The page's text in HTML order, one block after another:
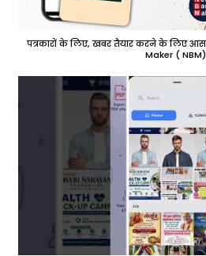
पत्रकारों के लिए, खबर तैयार करने के लिए
Maker (